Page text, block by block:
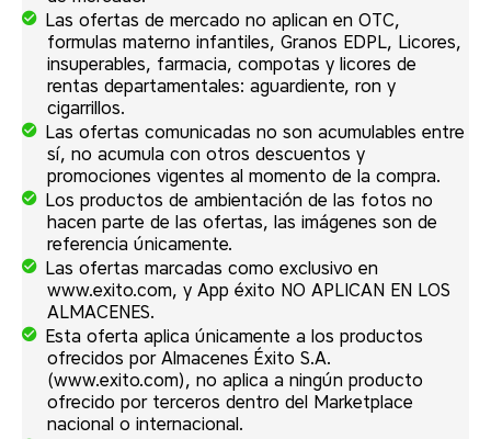
Las ofertas de mercado no aplican en OTC,
formulas materno infantiles, Granos EDPL, Licores,
insuperables, farmacia, compotas y licores de
rentas departamentales: aguardiente, ron y
cigarrillos.
Las ofertas comunicadas no son acumulables entre
sí, no acumula con otros descuentos y
promociones vigentes al momento de la compra.
Los productos de ambientación de las fotos no
hacen parte de las ofertas, las imágenes son de
referencia únicamente.
Las ofertas marcadas como exclusivo en
www.exito.com, y App éxito NO APLICAN EN LOS
ALMACENES.
Esta oferta aplica únicamente a los productos
ofrecidos por Almacenes Éxito S.A.
(www.exito.com), no aplica a ningún producto
ofrecido por terceros dentro del Marketplace
nacional o internacional.